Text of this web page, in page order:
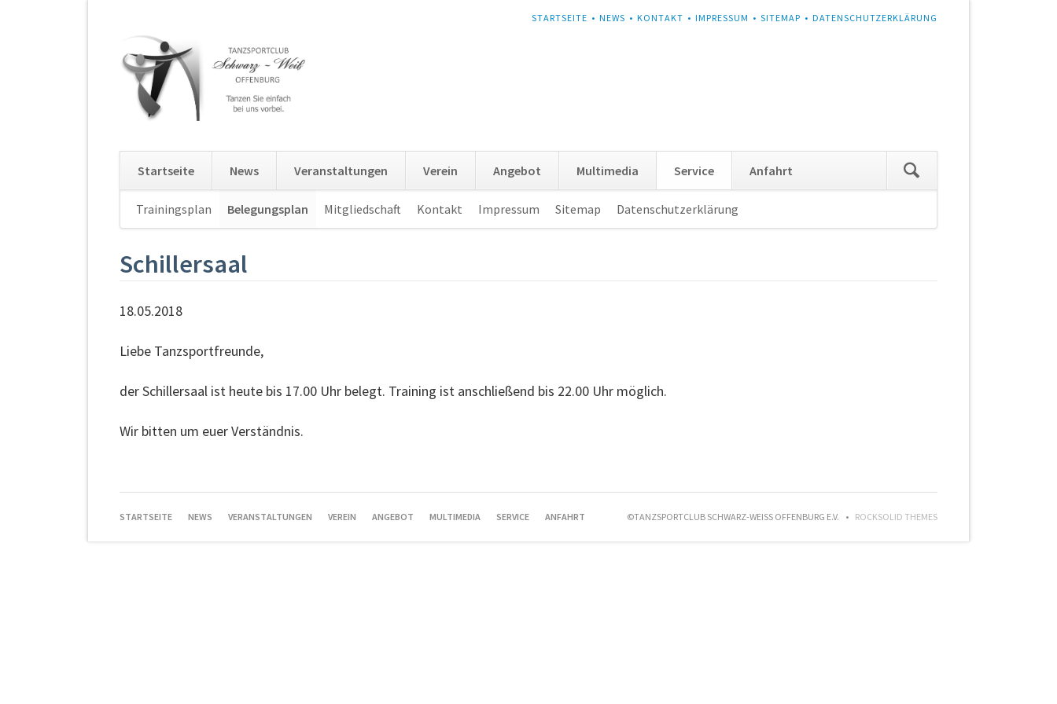
NAVIGATION
STARTSEITE NEWS KONTAKT IMPRESSUM SITEMAP DATENSCHUTZERKLÄRUNG
überspringen
Startseite News Veranstaltungen Verein Angebot Multimedia Service Anfahrt
überspringen
überspringen
Trainingsplan Belegungsplan Mitgliedschaft Kontakt Impressum Sitemap Datenschutzerklärung
Schillersaal
18.05.2018
Liebe Tanzsportfreunde,
der Schillersaal ist heute bis 17.00 Uhr belegt. Training ist anschließend bis 22.00 Uhr möglich.
Wir bitten um euer Verständnis.
NAVIGATION
STARTSEITE NEWS VERANSTALTUNGEN VEREIN ANGEBOT MULTIMEDIA SERVICE ANFAHRT ©TANZSPORTCLUB SCHWARZ-WEISS OFFENBURG E.V. ROCKSOLID THEMES